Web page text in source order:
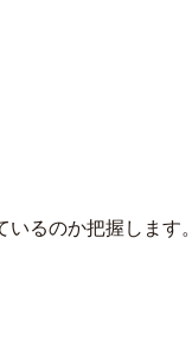
るのか把握します。